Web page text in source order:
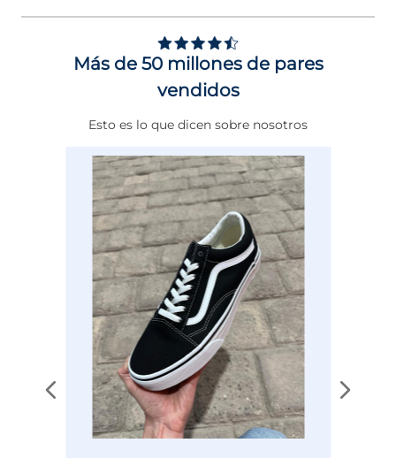
NO APLICA
para correryaccesorios deportivos
prendas diseñadas para ayudarte a dar tu
máximo en cada entrenamiento.
Más de 50 millones de pares
vendidos
Esto es lo que dicen sobre nosotros